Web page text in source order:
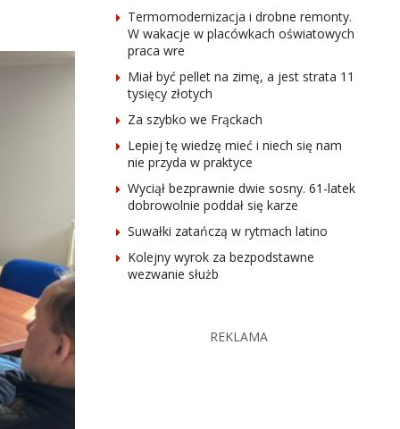
Termomodernizacja i drobne remonty.
W wakacje w placówkach oświatowych
praca wre
Miał być pellet na zimę, a jest strata 11
tysięcy złotych
Za szybko we Frąckach
Lepiej tę wiedzę mieć i niech się nam
nie przyda w praktyce
Wyciął bezprawnie dwie sosny. 61-latek
dobrowolnie poddał się karze
Suwałki zatańczą w rytmach latino
Kolejny wyrok za bezpodstawne
wezwanie służb
REKLAMA